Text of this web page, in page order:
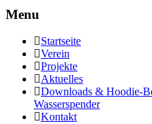
Menu
Startseite
Verein
Projekte
Aktuelles
Downloads & Hoodie-
Wasserspender
Kontakt